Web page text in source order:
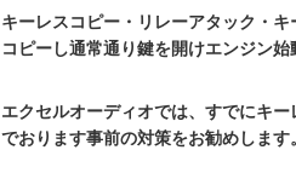
キーレスコピー・リレーアタック・
コピーし通常通り鍵を開けエンジン始
エクセルオーディオでは、すでにキ
でおります事前の対策をお勧めします。